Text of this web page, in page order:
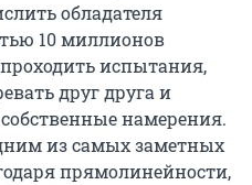
обладателя
10 миллионов
испытания,
друг друга и
намерения.
из самых заметных
прямолинейности,